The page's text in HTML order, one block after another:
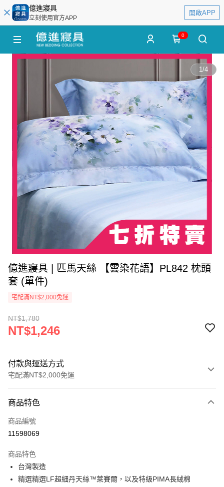
億進寢具
立刻使用官方APP
開啟APP
0
1/4
億進寢具 | 匹馬天絲 【雲染花語】PL842 枕頭
套 (單件)
宅配滿NT$2,000免運
NT$1,780
NT$1,246
付款與運送方式
宅配滿NT$2,000免運
信用卡一次付款
信用卡分期付款
合作金庫商業銀行
華南商業銀行
上海商業儲蓄銀行
台北富邦商業銀行
6 期 0 利率 每期
華南商業銀行
彰化商業銀行
LINE Pay
商品特色
商品編號
11598069
商品特色
台灣製造
精選精選LF超細丹天絲™萊賽爾，以及特級PIMA長絨棉